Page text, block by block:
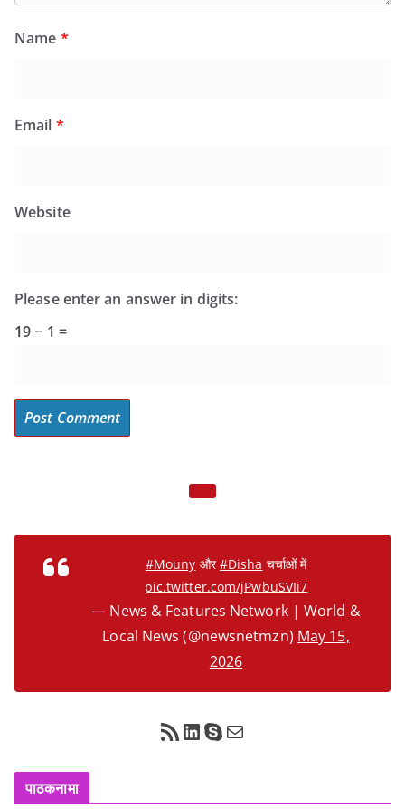
Name *
Email *
Website
Please enter an answer in digits:
19 − 1 =
#Mouny और#Disha चर्चाओं में
pic.twitter.com/jPwbuSVIi7
— News & Features Network | World &
Local News (@newsnetmzn) May 15,
2026
RSS Feed LinkedIn Skype Mail
पाठकनामा